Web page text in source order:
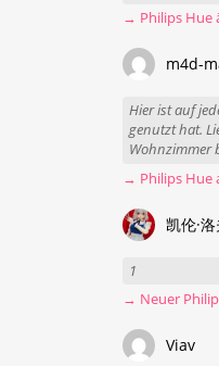
m4d-
Hier ist auf
genutzt hat.
Wohnzimmer
凯伦·
1
Viav